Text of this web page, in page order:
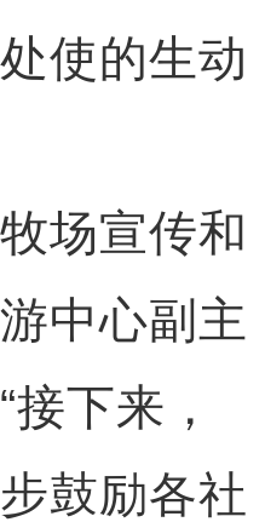
使的生动
宣传和
中心副主
下来，
鼓励各社